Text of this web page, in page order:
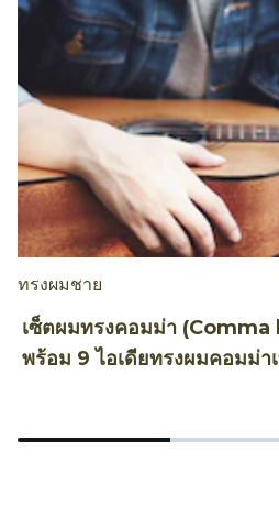
ทรงผมชาย
เซ็ตผมทรงคอมม่า (Comma
พร้อม 9 ไอเดียทรงผมคอมม่า